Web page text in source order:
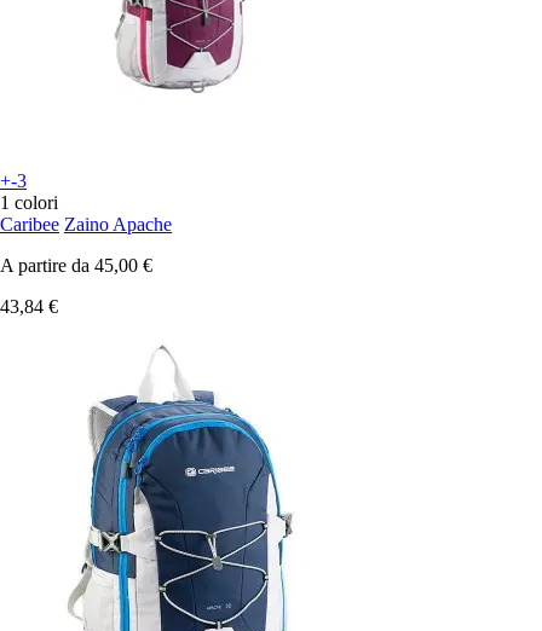
+-3
1 colori
Caribee Zaino Apache
A partire da 45,00 €
43,84 €